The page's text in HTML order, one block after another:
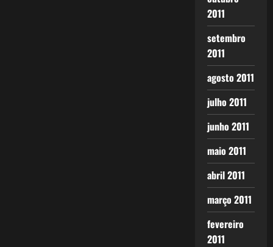
2011
setembro
2011
agosto 2011
julho 2011
junho 2011
maio 2011
abril 2011
março 2011
fevereiro
2011